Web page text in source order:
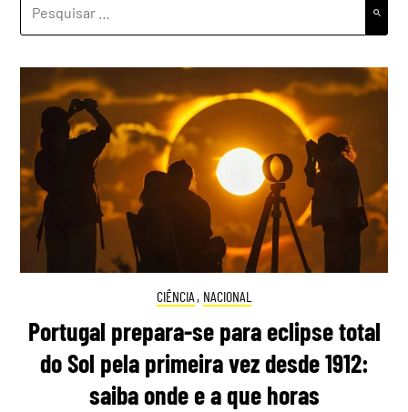
CIÊNCIA , NACIONAL
Portugal prepara-se para eclipse total
do Sol pela primeira vez desde 1912:
saiba onde e a que horas